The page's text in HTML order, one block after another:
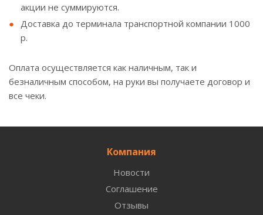
акции не суммируются.
Доставка до терминала транспортной компании 1000
р.
Оплата осуществляется как наличным, так и
безналичным способом, на руки вы получаете договор и
все чеки.
Компания
Новости
Соглашение
Отзывы